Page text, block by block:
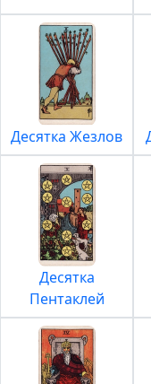
Десятка Жезлов
Десятка
Пентаклей